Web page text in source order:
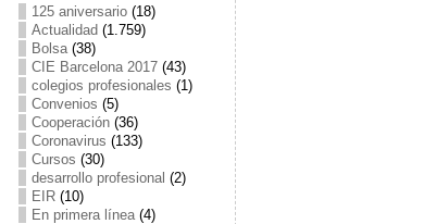
125 aniversario(18)
Actualidad (1.759)
Bolsa(38)
CIE Barcelona 2017(43)
colegios profesionales (1)
Convenios (5)
Cooperación(36)
Coronavirus (133)
Cursos (30)
desarrollo profesional (2)
EIR(10)
En primera línea(4)